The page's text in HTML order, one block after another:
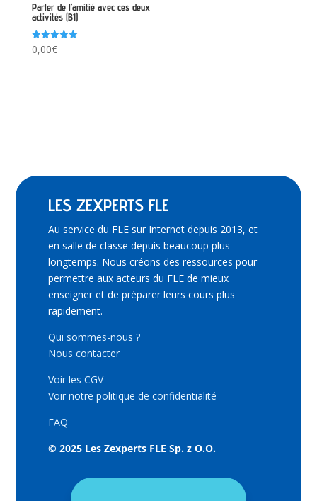
Parler de l’amitié avec ces deux
activités (B1)
Note
5.00
0,00€
LES ZEXPERTS FLE
Au service du FLE sur Internet depuis 2013, et
en salle de classe depuis beaucoup plus
longtemps. Nous créons des ressources pour
permettre aux acteurs du FLE de mieux
enseigner et de préparer leurs cours plus
rapidement.
Qui sommes-nous ?
Nous contacter
Voir les CGV
Voir notre politique de confidentialité
FAQ
© 2025 Les Zexperts FLE Sp. z O.O.